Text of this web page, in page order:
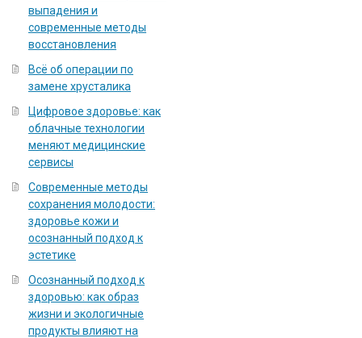
выпадения и
современные методы
восстановления
Всё об операции по
замене хрусталика
Цифровое здоровье: как
облачные технологии
меняют медицинские
сервисы
Современные методы
сохранения молодости:
здоровье кожи и
осознанный подход к
эстетике
Осознанный подход к
здоровью: как образ
жизни и экологичные
продукты влияют на